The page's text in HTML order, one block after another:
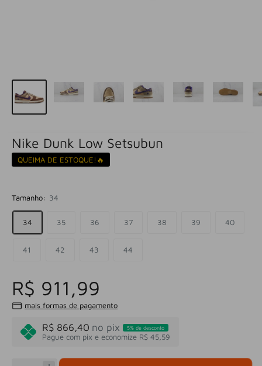
Nike Dunk Low Setsubun
QUEIMA DE ESTOQUE!🔥
Tamanho: 34
34 35 36 37 38 39 40
41 42 43 44
R$ 911,99
mais formas de pagamento
R$ 866,40 no pix 5% de desconto
Pague com pix e economize R$ 45,59